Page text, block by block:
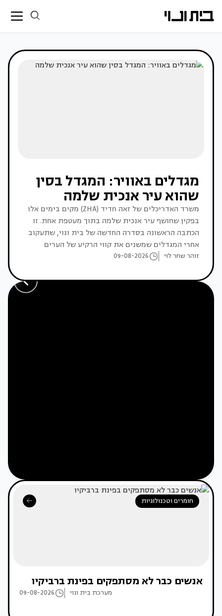
מגדלים באוויר: המגדל בסין
שהוא עיר אנכית שלמה
משרד האדריכלים של זאה חדיד (ZHA) מקים בימים אלו
בפקין שחושף עיר אנכית שלמה בתוך מעטפת אחת. זו
הכתבה הראשונה בסדרה החדשה של בית ונוי, שתעקוב
אחרי המגדלים שמשנים את קווי הרקיע של הערים
הגדולות בעולם
זוהר שחר לוי 09-08-2026
שבוע העיצוב ירושלים
חומרים וטכנולוגיות
אנשים כבר לא מסתפקים בפינת ברביקיו
מערכת בית ונוי 09-08-2026